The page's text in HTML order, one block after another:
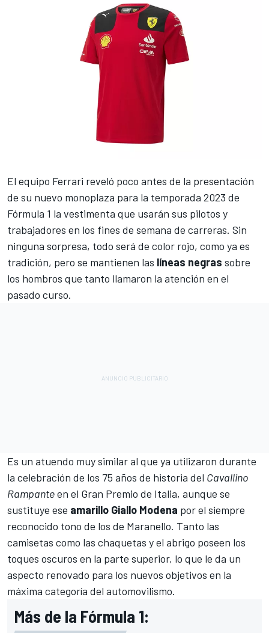
El equipo Ferrari reveló poco antes de la presentación
de su nuevo monoplaza para la temporada 2023 de
Fórmula 1 la vestimenta que usarán sus pilotos y
trabajadores en los fines de semana de carreras. Sin
ninguna sorpresa, todo será de color rojo, como ya es
tradición, pero se mantienen las líneas negras sobre
los hombros que tanto llamaron la atención en el
pasado curso.
Es un atuendo muy similar al que ya utilizaron durante
la celebración de los 75 años de historia del Cavallino
Rampanteen el Gran Premio de Italia, aunque se
sustituye ese amarillo Giallo Modena por el siempre
reconocido tono de los de Maranello. Tanto las
camisetas como las chaquetas y el abrigo poseen los
toques oscuros en la parte superior, lo que le da un
aspecto renovado para los nuevos objetivos en la
máxima categoría del automovilismo.
Más de la Fórmula 1: